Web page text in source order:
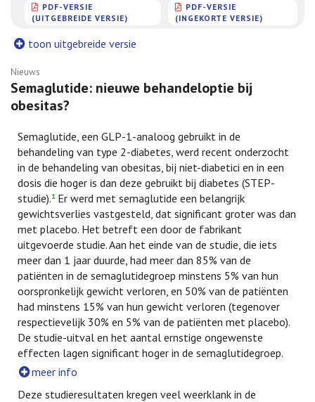
PDF-VERSIE
(UITGEBREIDE VERSIE)
PDF-VERSIE
(INGEKORTE VERSIE)
toon uitgebreide versie
Nieuws
Semaglutide: nieuwe behandeloptie bij
obesitas?
Semaglutide, een GLP-1-analoog gebruikt in de
behandeling van type 2-diabetes, werd recent onderzocht
in de behandeling van obesitas, bij niet-diabetici en in een
dosis die hoger is dan deze gebruikt bij diabetes (STEP-
studie).1 Er werd met semaglutide een belangrijk
gewichtsverlies vastgesteld, dat significant groter was dan
met placebo. Het betreft een door de fabrikant
uitgevoerde studie. Aan het einde van de studie, die iets
meer dan 1 jaar duurde, had meer dan 85% van de
patiënten in de semaglutidegroep minstens 5% van hun
oorspronkelijk gewicht verloren, en 50% van de patiënten
had minstens 15% van hun gewicht verloren (tegenover
respectievelijk 30% en 5% van de patiënten met placebo).
De studie-uitval en het aantal ernstige ongewenste
effecten lagen significant hoger in de semaglutidegroep.
meer info
Deze studieresultaten kregen veel weerklank in de